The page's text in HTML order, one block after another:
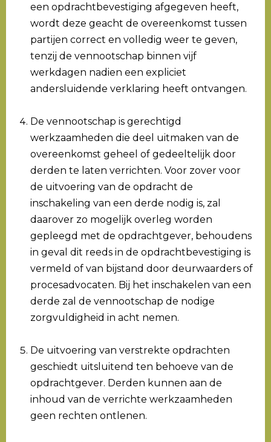
een opdrachtbevestiging afgegeven heeft,
wordt deze geacht de overeenkomst tussen
partijen correct en volledig weer te geven,
tenzij de vennootschap binnen vijf
werkdagen nadien een expliciet
andersluidende verklaring heeft ontvangen.
De vennootschap is gerechtigd
werkzaamheden die deel uitmaken van de
overeenkomst geheel of gedeeltelijk door
derden te laten verrichten. Voor zover voor
de uitvoering van de opdracht de
inschakeling van een derde nodig is, zal
daarover zo mogelijk overleg worden
gepleegd met de opdrachtgever, behoudens
in geval dit reeds in de opdrachtbevestiging is
vermeld of van bijstand door deurwaarders of
procesadvocaten. Bij het inschakelen van een
derde zal de vennootschap de nodige
zorgvuldigheid in acht nemen.
De uitvoering van verstrekte opdrachten
geschiedt uitsluitend ten behoeve van de
opdrachtgever. Derden kunnen aan de
inhoud van de verrichte werkzaamheden
geen rechten ontlenen.